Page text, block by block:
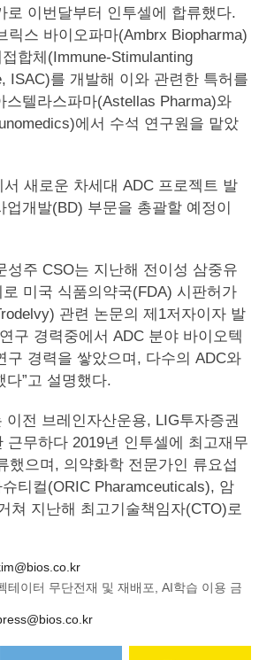
로 이번달부터 인투셀에 합류했다.
릭스 바이오파마(Ambrx Biopharma)
합체(Immune-Stimulanting
ISAC)를 개발해 이와 관련한 특허를
스텔라스파마(Astellas Pharma)와
에서 수석 연구원을 맡았
새로운 차세대 ADC 프로젝트 발
업개발(BD) 부문을 총괄할 예정이
성주 CSO는 지난해 전이성 삼중유
미국 식품의약국(FDA) 시판허가
관련 논문의 제1저자이자 발
구 경력중에서 ADC 분야 바이오텍
구 경력을 쌓았으며, 다수의 ADC와
다”고 설명했다.
이전 브레인자산운용, LIG투자증권
근무하다 2019년 인투셀에 최고재무
했으며, 의약화학 전문가인 류요섭
티컬(ORIC Pharamceuticals), 암
쳐 지난해 최고기술책임자(CTO)로
테이터 무단전재 및 재배포, AI학습 이용 금